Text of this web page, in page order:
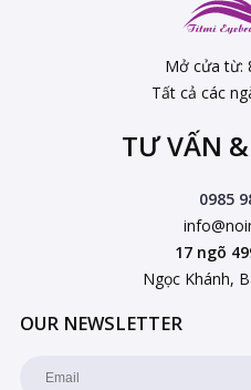
Mở cửa từ:
Tất cả các
TƯ VẤN
0985
17 ngõ
Ngọc Khánh,
OUR NEWSLETTER